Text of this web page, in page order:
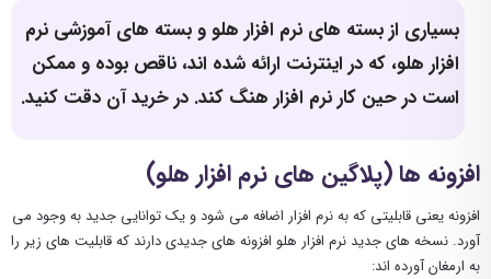
بسیاری از بسته های نرم افزار هلو و بسته های آموزشی نرم
افزار هلو، که در اینترنت ارائه شده اند، ناقص بوده و ممکن
است در حین کار نرم افزار هنگ کند. در خرید آن دقت کنید.
افزونه ها (پلاگین های نرم افزار هلو)
افزونه یعنی قابلیتی که به نرم افزار اضافه می شود و یک توانایی جدید به وجود می
آورد. نسخه های جدید نرم افزار هلو افزونه های جدیدی دارند که قابلیت های زیر را
به ارمغان آورده اند: